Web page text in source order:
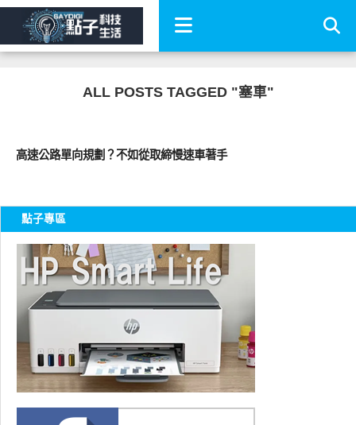
ALL POSTS TAGGED "塞車"
高速公路單向規劃？不如從取締慢速車著手
點子專區